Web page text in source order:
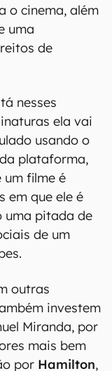
o cinema, além
uma
de
nesses
ela vai
usando o
plataforma,
um filme é
em que ele é
uma pitada de
de um
outras
investem
Miranda, por
mais bem
por Hamilton,